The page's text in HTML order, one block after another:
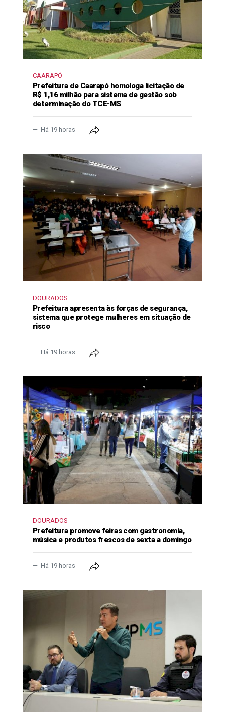
CAARAPÓ
Prefeitura de Caarapó homologa licitação de
R$ 1,16 milhão para sistema de gestão sob
determinação do TCE-MS
Há 19 horas
DOURADOS
Prefeitura apresenta às forças de segurança,
sistema que protege mulheres em situação de
risco
Há 19 horas
DOURADOS
Prefeitura promove feiras com gastronomia,
música e produtos frescos de sexta a domingo
Há 19 horas